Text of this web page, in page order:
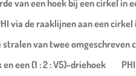
van een hoek bij een cirkel in
via de raaklijnen aan een
stralen van twee omgeschreven
een (1 : 2 : V5)-driehoek